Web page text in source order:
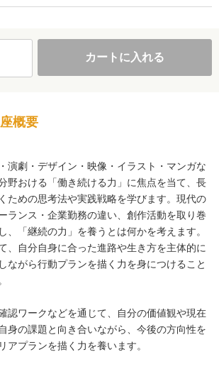
カートに入れる
概要
演劇・デザイン・映像・イラスト・マンガな
野おける「働き続ける力」に焦点を当て、長
ための思考法や実践戦略を学びます。現代の
ランス・企業勤務の違い、創作活動を取り巻
、「継続の力」を養うとは何かを考えます。
、自分自身に合った進路や生き方を主体的に
ながら行動プランを描く力を身につけること
認ワークなどを通じて、自分の価値観や現在
身の課題と向き合いながら、今後の方向性を
アプランを描く力を養います。